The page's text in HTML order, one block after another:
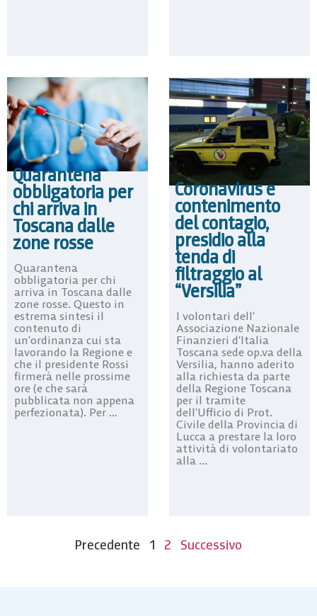
Quarantena
obbligatoria per
chi arriva in
Toscana dalle
zone rosse
Quarantena
obbligatoria per chi
arriva in Toscana dalle
zone rosse. Questo in
estrema sintesi il
contenuto di
un’ordinanza cui sta
lavorando la Regione e
che il presidente Rossi
firmerà nelle prossime
ore (e che sarà
pubblicata non appena
perfezionata). Per ...
Coronavirus e
contenimento
del contagio,
presidio alla
tenda di
filtraggio al
“Versilia”
I volontari dell’
Associazione Nazionale
Finanzieri d’Italia
Toscana sede op.va della
Versilia, hanno aderito
alla richiesta da parte
della Regione Toscana
per il tramite
dell’Ufficio di Prot.
Civile della Provincia di
Lucca a prestare la loro
attività di volontariato
alla ...
Precedente 1 2 Successivo